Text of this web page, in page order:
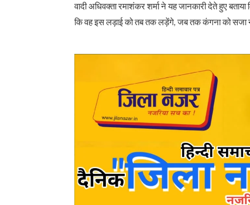
वादी अधिवक्ता रमाशंकर शर्मा ने यह जानकारी देते हुए
कि वह इस लड़ाई को तब तक लड़ेंगे, जब तक कंगना को सजा